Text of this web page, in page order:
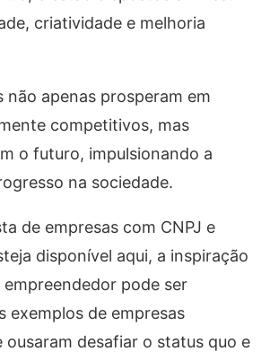
criatividade e melhoria
não apenas prosperam em
competitivos, mas
o futuro, impulsionando a
na sociedade.
de empresas com CNPJ e
disponível aqui, a inspiração
empreendedor pode ser
exemplos de empresas
ousaram desafiar o status quo e